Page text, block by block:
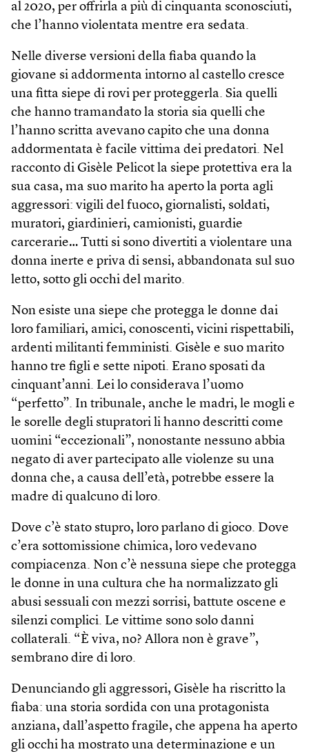
al 2020, per offrirla a più di cinquanta sconosciuti,
che l’hanno violentata mentre era sedata.
Nelle diverse versioni della fiaba quando la
giovane si addormenta intorno al castello cresce
una fitta siepe di rovi per proteggerla. Sia quelli
che hanno tramandato la storia sia quelli che
l’hanno scritta avevano capito che una donna
addormentata è facile vittima dei predatori. Nel
racconto di Gisèle Pelicot la siepe protettiva era la
sua casa, ma suo marito ha aperto la porta agli
aggressori: vigili del fuoco, giornalisti, soldati,
muratori, giardinieri, camionisti, guardie
carcerarie… Tutti si sono divertiti a violentare una
donna inerte e priva di sensi, abbandonata sul suo
letto, sotto gli occhi del marito.
Non esiste una siepe che protegga le donne dai
loro familiari, amici, conoscenti, vicini rispettabili,
ardenti militanti femministi. Gisèle e suo marito
hanno tre figli e sette nipoti. Erano sposati da
cinquant’anni. Lei lo considerava l’uomo
“perfetto”. In tribunale, anche le madri, le mogli e
le sorelle degli stupratori li hanno descritti come
uomini “eccezionali”, nonostante nessuno abbia
negato di aver partecipato alle violenze su una
donna che, a causa dell’età, potrebbe essere la
madre di qualcuno di loro.
Dove c’è stato stupro, loro parlano di gioco. Dove
c’era sottomissione chimica, loro vedevano
compiacenza. Non c’è nessuna siepe che protegga
le donne in una cultura che ha normalizzato gli
abusi sessuali con mezzi sorrisi, battute oscene e
silenzi complici. Le vittime sono solo danni
collaterali. “È viva, no? Allora non è grave”,
sembrano dire di loro.
Denunciando gli aggressori, Gisèle ha riscritto la
fiaba: una storia sordida con una protagonista
anziana, dall’aspetto fragile, che appena ha aperto
gli occhi ha mostrato una determinazione e un